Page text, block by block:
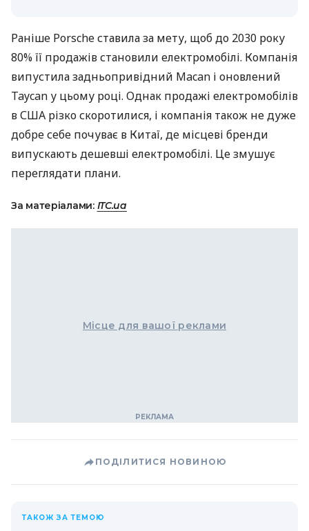
Раніше Porsche ставила за мету, щоб до 2030 року
80% її продажів становили електромобілі. Компанія
випустила задньопривідний Macan і оновлений
Taycan у цьому році. Однак продажі електромобілів
в США різко скоротилися, і компанія також не дуже
добре себе почуває в Китаї, де місцеві бренди
випускають дешевші електромобілі. Це змушує
переглядати плани.
За матеріалами: ITC.ua
Місце для вашої реклами
ПОДІЛИТИСЯ НОВИНОЮ
ТАКОЖ ЗА ТЕМОЮ